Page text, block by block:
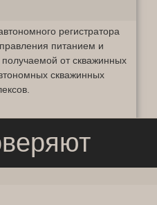
регистратора
питанием и
от скважинных
скважинных